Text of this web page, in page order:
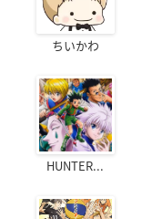
ちいかわ
HUNTER...